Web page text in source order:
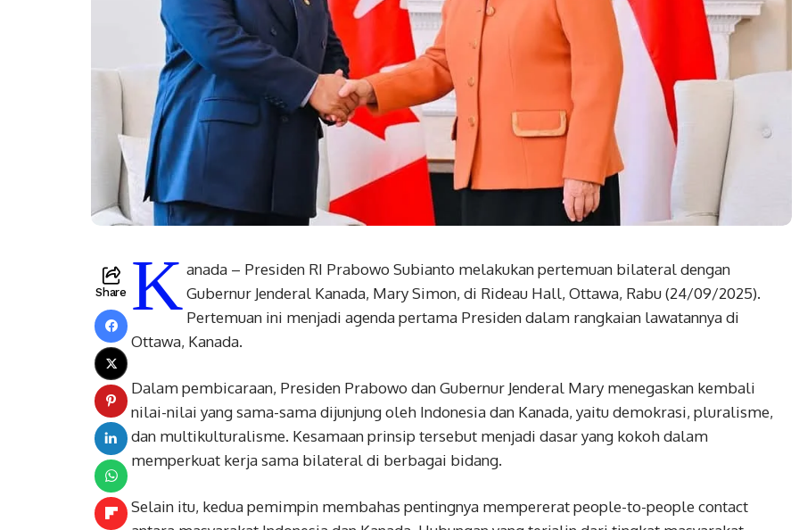
Share Kanada – Presiden RI Prabowo Subianto melakukan pertemuan bilateral dengan
Gubernur Jenderal Kanada, Mary Simon, di Rideau Hall, Ottawa, Rabu (24/09/2025).
Pertemuan ini menjadi agenda pertama Presiden dalam rangkaian lawatannya di
Ottawa, Kanada.
Dalam pembicaraan, Presiden Prabowo dan Gubernur Jenderal Mary menegaskan kembali
nilai-nilai yang sama-sama dijunjung oleh Indonesia dan Kanada, yaitu demokrasi, pluralisme,
dan multikulturalisme. Kesamaan prinsip tersebut menjadi dasar yang kokoh dalam
memperkuat kerja sama bilateral di berbagai bidang.
Selain itu, kedua pemimpin membahas pentingnya mempererat people-to-people contact